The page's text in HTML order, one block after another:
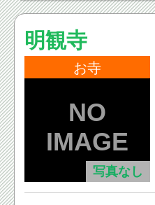
明観寺
お寺
写真なし